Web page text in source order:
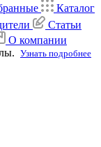
Каталог
Статьи
О компании
Узнать подробнее